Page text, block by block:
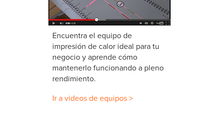
Encuentra el equipo de
impresión de calor ideal para tu
negocio y aprende cómo
mantenerlo funcionando a pleno
rendimiento.
Ir a videos de equipos >